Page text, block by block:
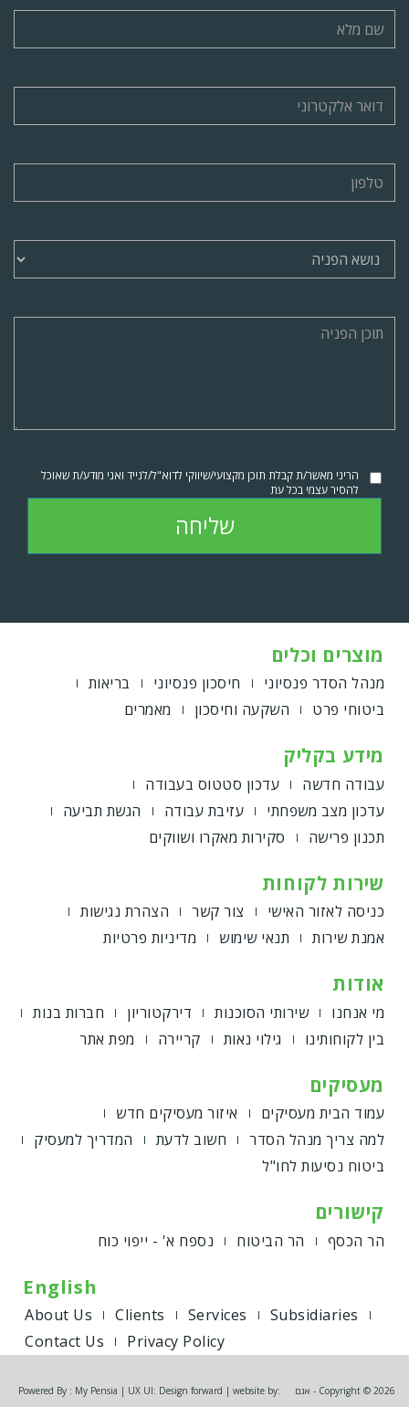
הריני מאשר/ת קבלת תוכן מקצועי/שיווקי לדוא"ל/לנייד ואני מודע/ת שאוכל
להסיר עצמי בכל עת
שליחה
מוצרים וכלים
מנהל הסדר פנסיוני חיסכון פנסיוני
בריאות
ביטוחי פרט
השקעה וחיסכון מאמרים
מידע בקליק
עבודה חדשה
עדכון סטטוס בעבודה
עדכון מצב משפחתי
עזיבת עבודה
הגשת תביעה
תכנון פרישה
סקירות מאקרו ושווקים
שירות לקוחות
כניסה לאזור האישי צור קשר
הצהרת נגישות
אמנת שירות
תנאי שימוש מדיניות פרטיות
אודות
מי אנחנו שירותי הסוכנות דירקטוריון
חברות בנות
בין לקוחותינו
גילוי נאות קריירה מפת אתר
מעסיקים
עמוד הבית מעסיקים
איזור מעסיקים חדש
למה צריך מנהל הסדר
חשוב לדעת
המדריך למעסיק
ביטוח נסיעות לחו"ל
קישורים
הר הכסף הר הביטוח נספח א' - ייפוי כוח
English
About Us Clients Services
Subsidiaries
Contact Us
Privacy Policy
Copyright © 2026 - אגם Powered By : My Pensia | UX UI: Design forward | website by: